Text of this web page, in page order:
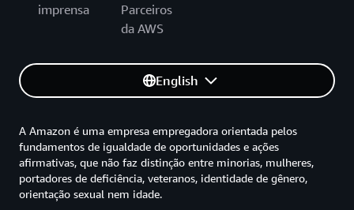
imprensa
Parceiros
da AWS
English
A Amazon é uma empresa empregadora orientada pelos
fundamentos de igualdade de oportunidades e ações
afirmativas, que não faz distinção entre minorias, mulheres,
portadores de deficiência, veteranos, identidade de gênero,
orientação sexual nem idade.